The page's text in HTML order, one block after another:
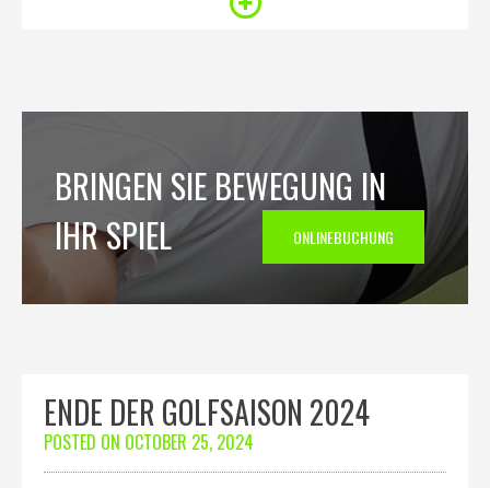
BRINGEN SIE BEWEGUNG IN
IHR SPIEL
ONLINEBUCHUNG
ENDE DER GOLFSAISON 2024
POSTED ON OCTOBER 25, 2024